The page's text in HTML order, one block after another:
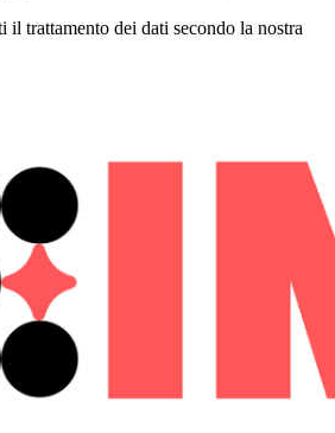
trattamento dei dati secondo la nostra